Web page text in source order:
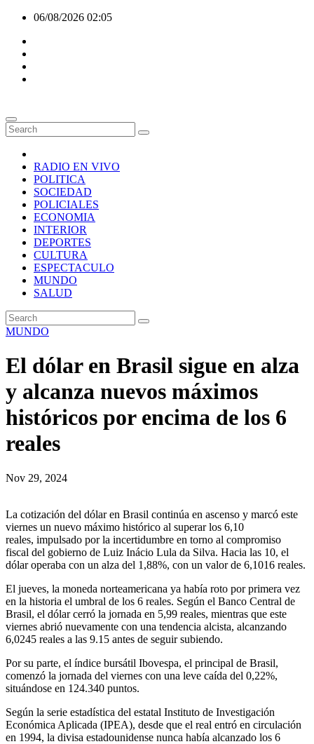
Skip
content
06/08/2026 02:05
RADIO EN VIVO
POLITICA
SOCIEDAD
POLICIALES
ECONOMIA
INTERIOR
DEPORTES
CULTURA
ESPECTACULO
MUNDO
SALUD
MUNDO
El dólar en Brasil sigue en alza
y alcanza nuevos máximos
históricos por encima de los 6
reales
Nov 29, 2024
La cotización del dólar en Brasil continúa en ascenso y marcó este
viernes un nuevo máximo histórico al superar los 6,10
reales, impulsado por la incertidumbre en torno al compromiso
fiscal del gobierno de Luiz Inácio Lula da Silva. Hacia las 10, el
dólar operaba con un alza del 1,88%, con un valor de 6,1016 reales.
El jueves, la moneda norteamericana ya había roto por primera vez
en la historia el umbral de los 6 reales. Según el Banco Central de
Brasil, el dólar cerró la jornada en 5,99 reales, mientras que este
viernes abrió nuevamente con una tendencia alcista, alcanzando
6,0245 reales a las 9.15 antes de seguir subiendo.
Por su parte, el índice bursátil Ibovespa, el principal de Brasil,
comenzó la jornada del viernes con una leve caída del 0,22%,
situándose en 124.340 puntos.
Según la serie estadística del estatal Instituto de Investigación
Económica Aplicada (IPEA), desde que el real entró en circulación
en 1994, la divisa estadounidense nunca había alcanzado los 6